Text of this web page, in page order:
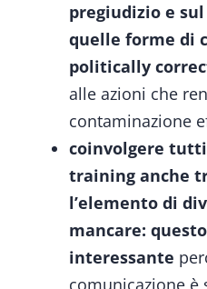
pregiudizio e
quelle forme di
politically
alle azioni che
contaminazione
coinvolgere
training anche
l’elemento di
mancare:
interessante
comunicazione è